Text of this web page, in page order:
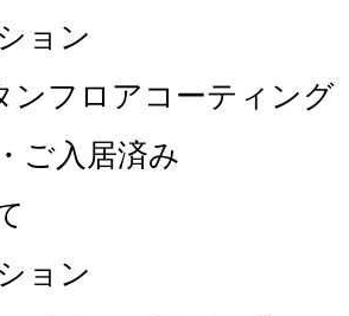
ョン
ンフロアコーティング
ご入居済み
ョン